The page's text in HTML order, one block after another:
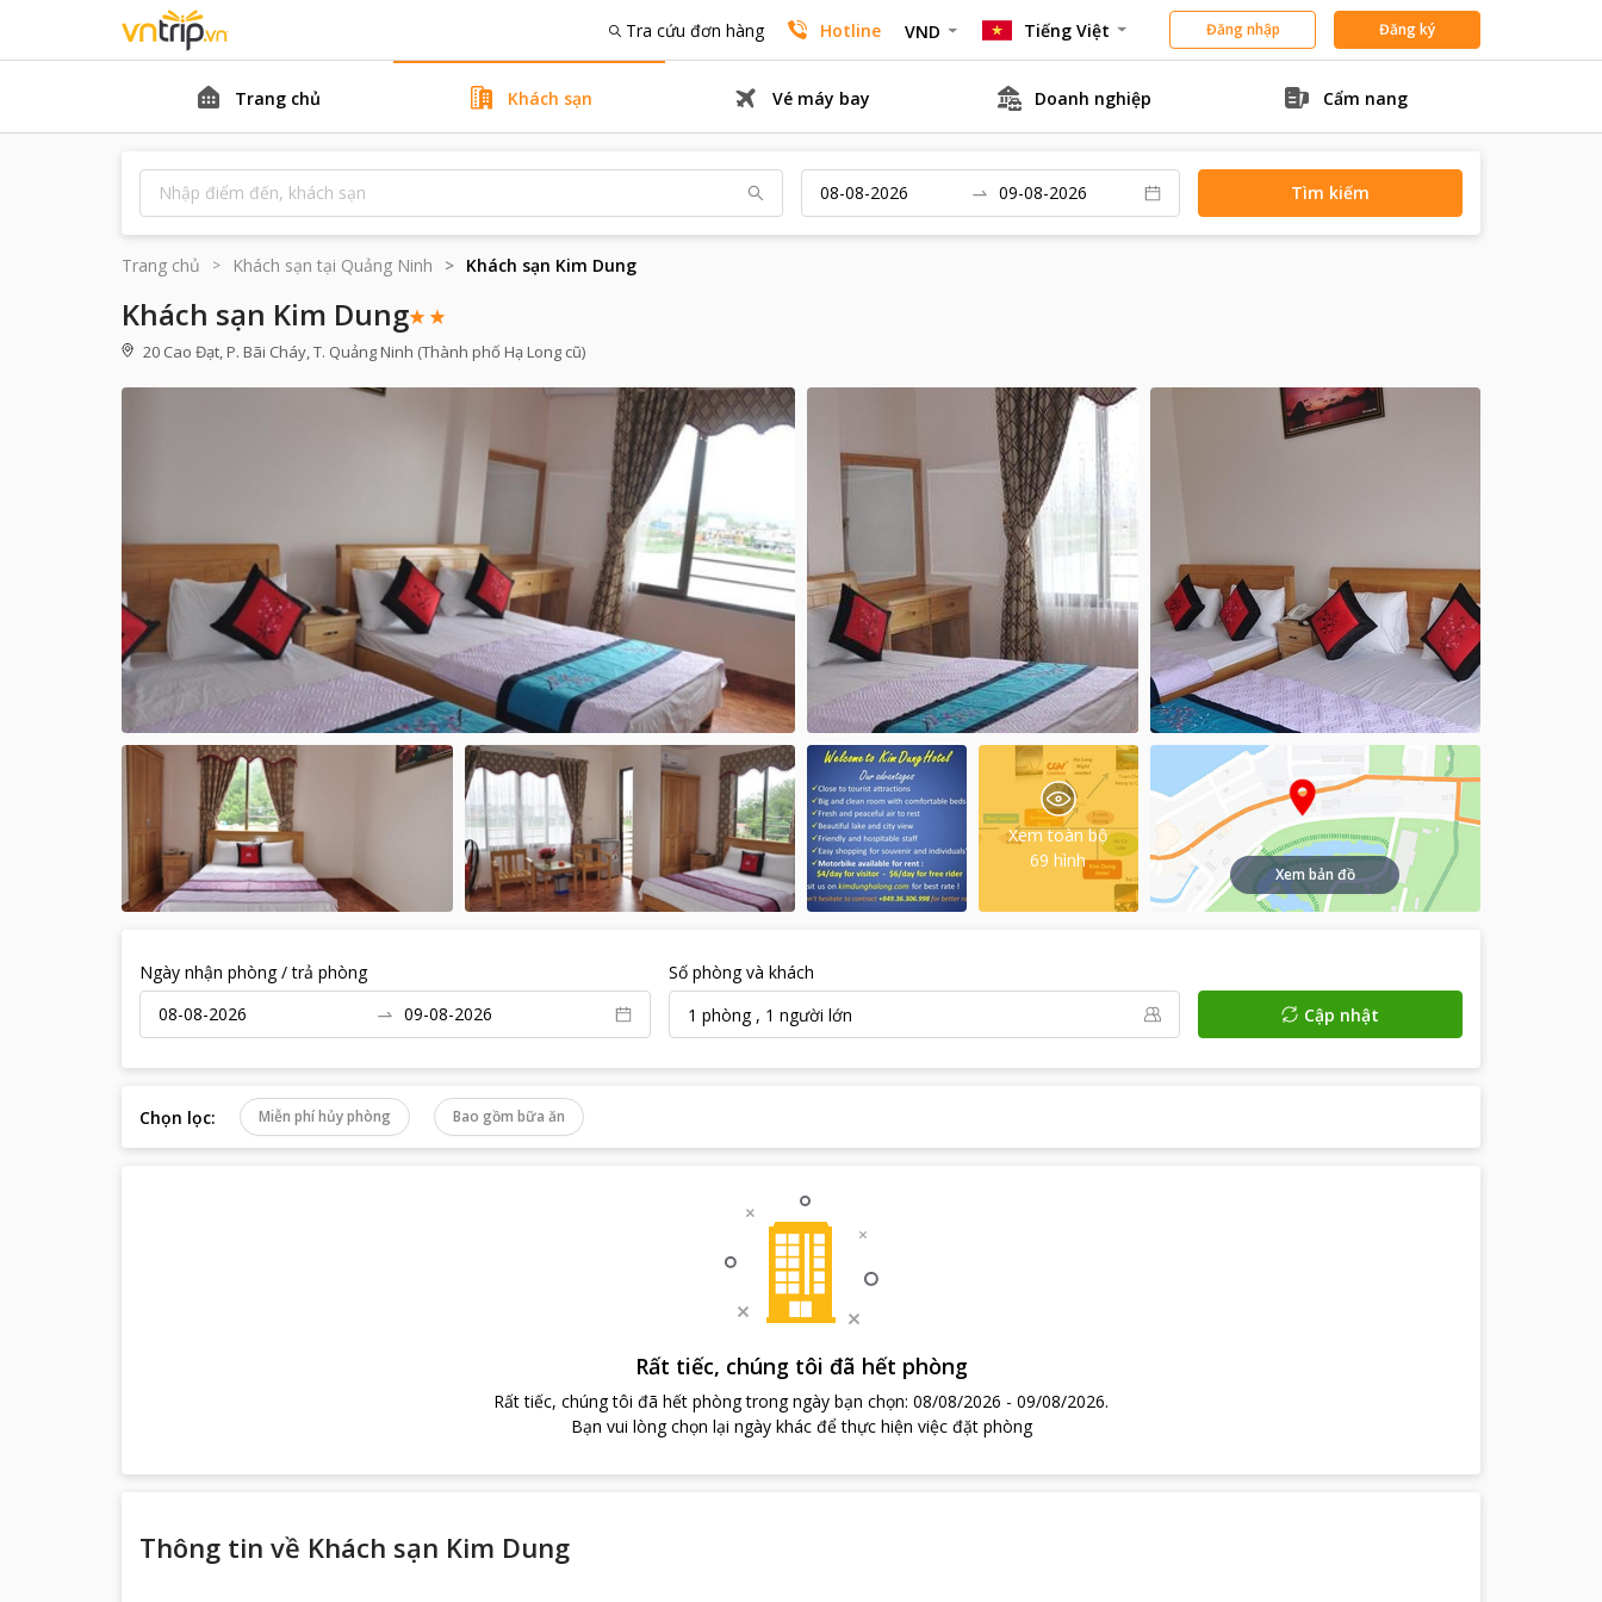
Tra cứu đơn hàng Hotline VND Tiếng Việt Đăng nhập Đăng ký
Trang chủ Khách sạn Vé máy bay Doanh nghiệp Cẩm nang
Tìm kiếm
Trang chủ Khách sạn tại Quảng Ninh Khách sạn Kim Dung
Khách sạn Kim Dung
20 Cao Đạt, P. Bãi Cháy, T. Quảng Ninh (Thành phố Hạ Long cũ)
Xem toàn bộ
69 hình
Xem bản đồ
Ngày nhận phòng / trả phòng
Số phòng và khách
1 phòng, 1 người lớn Cập nhật
Chọn lọc: Miễn phí hủy phòng Bao gồm bữa ăn
Rất tiếc, chúng tôi đã hết phòng
Rất tiếc, chúng tôi đã hết phòng trong ngày bạn chọn: 08/08/2026 - 09/08/2026.
Bạn vui lòng chọn lại ngày khác để thực hiện việc đặt phòng
Thông tin về Khách sạn Kim Dung